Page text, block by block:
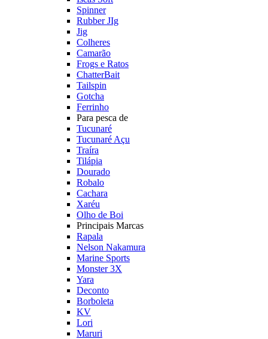
Spinner
Rubber JIg
Jig
Colheres
Camarão
Frogs e Ratos
ChatterBait
Tailspin
Gotcha
Ferrinho
Para pesca de
Tucunaré
Tucunaré Açu
Traíra
Tilápia
Dourado
Robalo
Cachara
Xaréu
Olho de Boi
Principais Marcas
Rapala
Nelson Nakamura
Marine Sports
Monster 3X
Yara
Deconto
Borboleta
KV
Lori
Maruri